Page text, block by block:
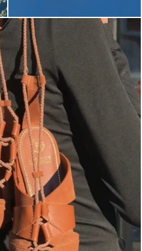
minute escape with th...